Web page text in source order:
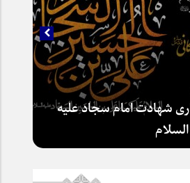
شهادت امام سجاد علیه
السلام